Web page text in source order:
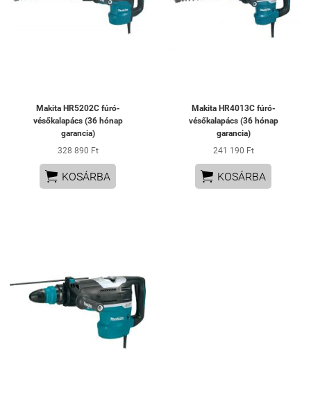
Makita HR5202C fúró-
vésőkalapács (36 hónap
garancia)
328 890 Ft
 KOSÁRBA
Makita HR4013C fúró-
vésőkalapács (36 hónap
garancia)
241 190 Ft
 KOSÁRBA